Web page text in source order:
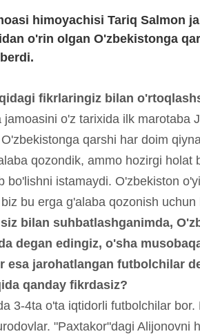
himoyachisi Tariq Salmon
o'rin olgan O'zbekistonga
fikrlaringiz bilan
o'z tarixida ilk marotaba
qarshi har doim
qozondik, ammo hozirgi holat
bo'lishni istamaydi. O'zbekiston
bu erga g'alaba qozonish uchun
bilan suhbatlashganimda,
degan edingiz, o'sha
esa jarohatlangan futbolchilar
qanday fikrdasiz?
3-4ta o'ta iqtidorli futbolchilar
"Paxtakor"dagi Alijonovni